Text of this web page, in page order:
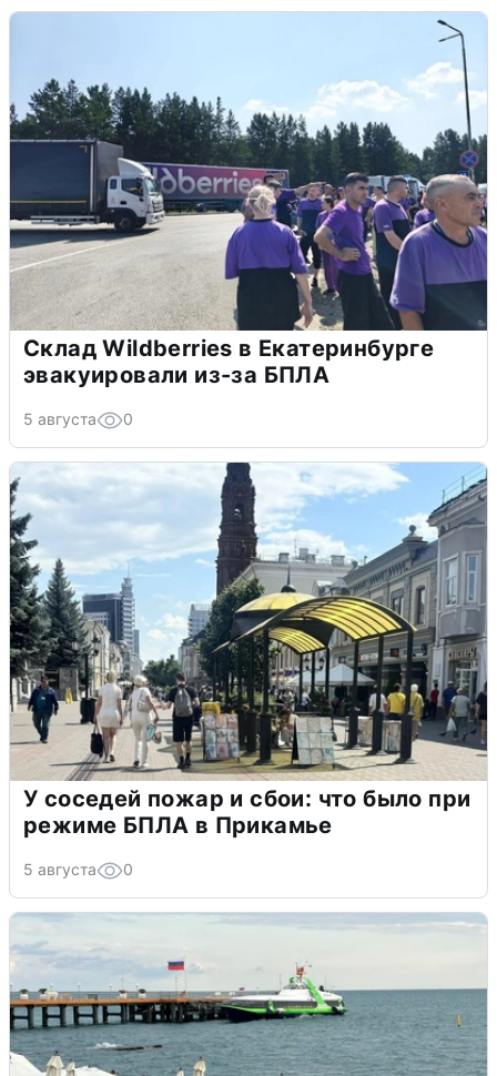
Склад Wildberries в Екатеринбурге
эвакуировали из-за БПЛА
5 августа 0
У соседей пожар и сбои: что было при
режиме БПЛА в Прикамье
5 августа 0